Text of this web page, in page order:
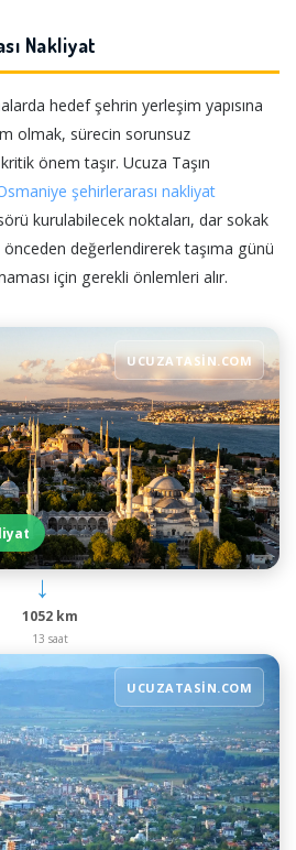
Nakliyat
hedef şehrin yerleşim yapısına
olmak, sürecin sorunsuz
önem taşır. Ucuza Taşın
şehirlerarası nakliyat
kurulabilecek noktaları, dar sokak
değerlendirerek taşıma günü
için gerekli önlemleri alır.
UCUZATASIN.COM
→
1052 km
13 saat
UCUZATASIN.COM